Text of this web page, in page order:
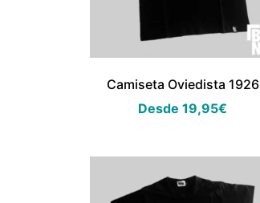
Camiseta Oviedista 1926
Desde19,95€